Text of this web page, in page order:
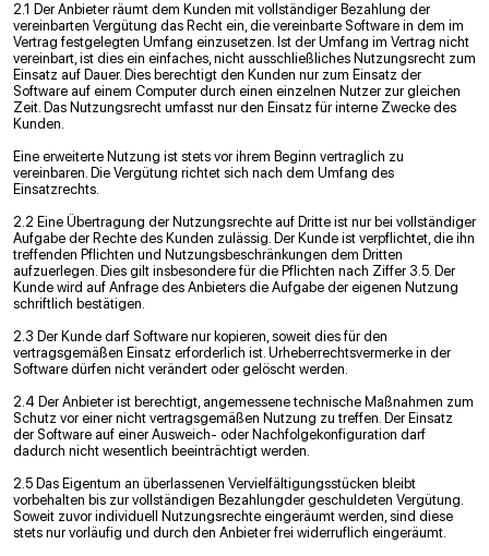
2.1 Der Anbieter räumt dem Kunden mit vollständiger Bezahlung der
vereinbarten Vergütung das Recht ein, die vereinbarte Software in dem im
Vertrag festgelegten Umfang einzusetzen. Ist der Umfang im Vertrag nicht
vereinbart, ist dies ein einfaches, nicht ausschließliches Nutzungsrecht zum
Einsatz auf Dauer. Dies berechtigt den Kunden nur zum Einsatz der
Software auf einem Computer durch einen einzelnen Nutzer zur gleichen
Zeit. Das Nutzungsrecht umfasst nur den Einsatz für interne Zwecke des
Kunden.
Eine erweiterte Nutzung ist stets vor ihrem Beginn vertraglich zu
vereinbaren. Die Vergütung richtet sich nach dem Umfang des
Einsatzrechts.
2.2 Eine Übertragung der Nutzungsrechte auf Dritte ist nur bei vollständiger
Aufgabe der Rechte des Kunden zulässig. Der Kunde ist verpﬂichtet, die ihn
treffenden Pﬂichten und Nutzungsbeschränkungen dem Dritten
aufzuerlegen. Dies gilt insbesondere für die Pﬂichten nach Ziffer 3.5. Der
Kunde wird auf Anfrage des Anbieters die Aufgabe der eigenen Nutzung
schriftlich bestätigen.
2.3 Der Kunde darf Software nur kopieren, soweit dies für den
vertragsgemäßen Einsatz erforderlich ist. Urheberrechtsvermerke in der
Software dürfen nicht verändert oder gelöscht werden.
2.4 Der Anbieter ist berechtigt, angemessene technische Maßnahmen zum
Schutz vor einer nicht vertragsgemäßen Nutzung zu treffen. Der Einsatz
der Software auf einer Ausweich- oder Nachfolgekonﬁguration darf
dadurch nicht wesentlich beeinträchtigt werden.
2.5 Das Eigentum an überlassenen Vervielfältigungsstücken bleibt
vorbehalten bis zur vollständigen Bezahlungder geschuldeten Vergütung.
Soweit zuvor individuell Nutzungsrechte eingeräumt werden, sind diese
stets nur vorläuﬁg und durch den Anbieter frei widerruﬂich eingeräumt.